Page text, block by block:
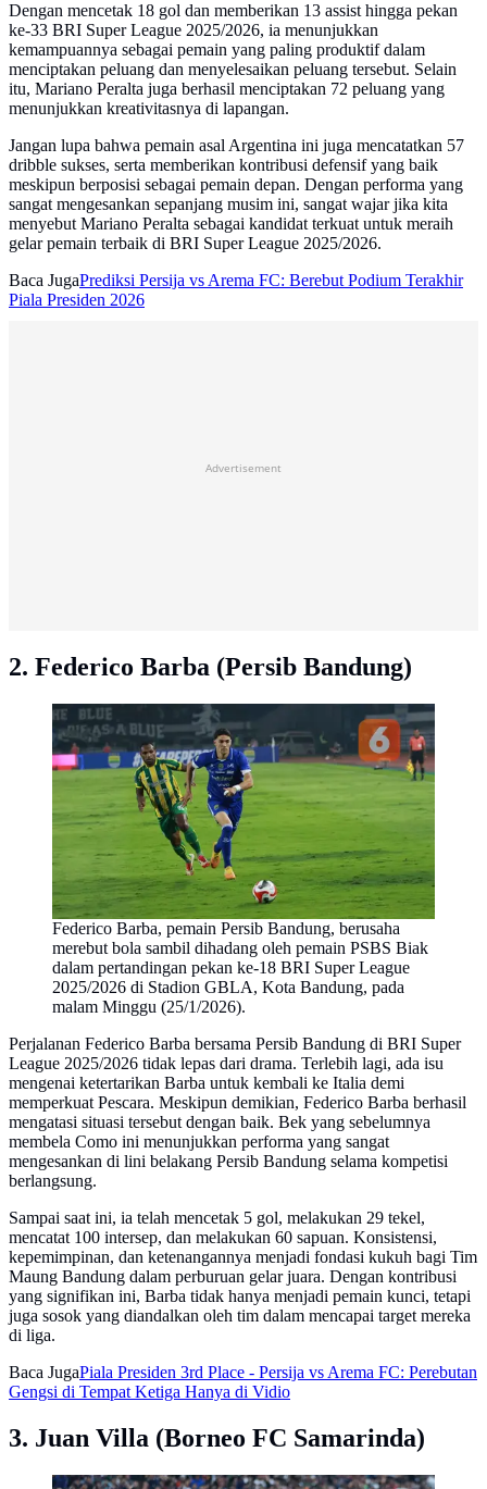
Dengan mencetak 18 gol dan memberikan 13 assist hingga pekan
ke-33 BRI Super League 2025/2026, ia menunjukkan
kemampuannya sebagai pemain yang paling produktif dalam
menciptakan peluang dan menyelesaikan peluang tersebut. Selain
itu, Mariano Peralta juga berhasil menciptakan 72 peluang yang
menunjukkan kreativitasnya di lapangan.
Jangan lupa bahwa pemain asal Argentina ini juga mencatatkan 57
dribble sukses, serta memberikan kontribusi defensif yang baik
meskipun berposisi sebagai pemain depan. Dengan performa yang
sangat mengesankan sepanjang musim ini, sangat wajar jika kita
menyebut Mariano Peralta sebagai kandidat terkuat untuk meraih
gelar pemain terbaik di BRI Super League 2025/2026.
Baca JugaPrediksi Persija vs Arema FC: Berebut Podium Terakhir
Piala Presiden 2026
Advertisement
2. Federico Barba (Persib Bandung)
Federico Barba, pemain Persib Bandung, berusaha
merebut bola sambil dihadang oleh pemain PSBS Biak
dalam pertandingan pekan ke-18 BRI Super League
2025/2026 di Stadion GBLA, Kota Bandung, pada
malam Minggu (25/1/2026).
Perjalanan Federico Barba bersama Persib Bandung di BRI Super
League 2025/2026 tidak lepas dari drama. Terlebih lagi, ada isu
mengenai ketertarikan Barba untuk kembali ke Italia demi
memperkuat Pescara. Meskipun demikian, Federico Barba berhasil
mengatasi situasi tersebut dengan baik. Bek yang sebelumnya
membela Como ini menunjukkan performa yang sangat
mengesankan di lini belakang Persib Bandung selama kompetisi
berlangsung.
Sampai saat ini, ia telah mencetak 5 gol, melakukan 29 tekel,
mencatat 100 intersep, dan melakukan 60 sapuan. Konsistensi,
kepemimpinan, dan ketenangannya menjadi fondasi kukuh bagi Tim
Maung Bandung dalam perburuan gelar juara. Dengan kontribusi
yang signifikan ini, Barba tidak hanya menjadi pemain kunci, tetapi
juga sosok yang diandalkan oleh tim dalam mencapai target mereka
di liga.
Baca JugaPiala Presiden 3rd Place - Persija vs Arema FC: Perebutan
Gengsi di Tempat Ketiga Hanya di Vidio
3. Juan Villa (Borneo FC Samarinda)